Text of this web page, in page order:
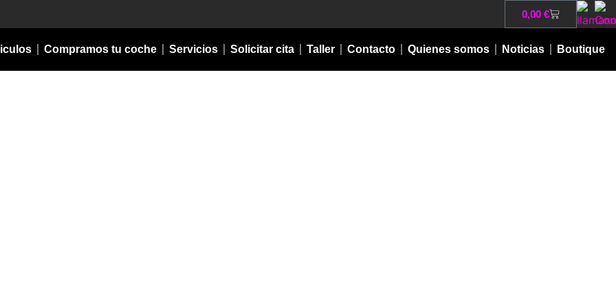
0,00 €
Compramos tu coche Servicios Solicitar cita Taller Contacto Quienes somos Noticias Boutique